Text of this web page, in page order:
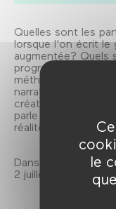
le
Quelles sont les
lorsque l'on écrit le
augmentée? Quels
méthodes
narration fluide et
créateur et
parle de la manière
réalité augmentée
Dans le cadre du
2 juillet 2017.